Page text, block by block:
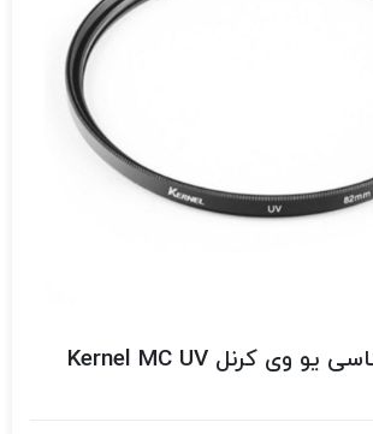
فیلتر لنز عکاسی یو وی کرنل Kernel MC UV